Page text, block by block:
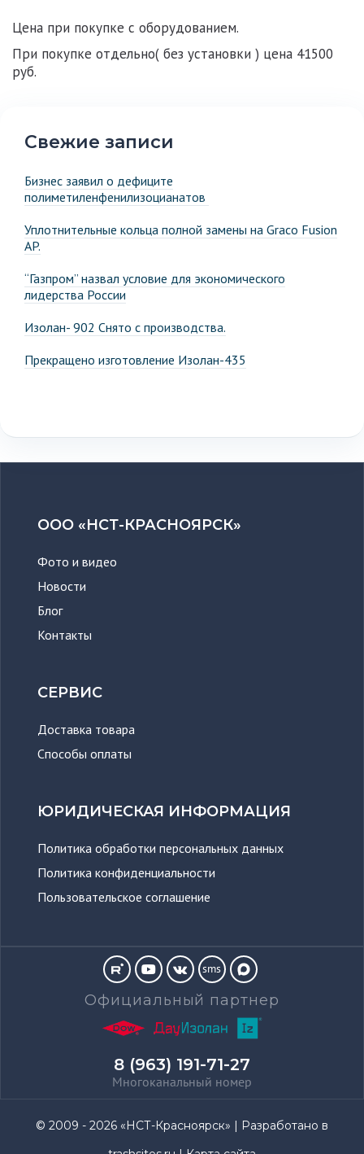
Цена при покупке с оборудованием.
При покупке отдельно( без установки ) цена 41500
руб.
Свежие записи
Бизнес заявил о дефиците
полиметиленфенилизоцианатов
Уплотнительные кольца полной замены на Graco Fusion
AP.
“Газпром” назвал условие для экономического
лидерства России
Изолан- 902 Снято с производства.
Прекращено изготовление Изолан-435
ООО «НСТ-КРАСНОЯРСК»
Фото и видео
Новости
Блог
Контакты
СЕРВИС
Доставка товара
Способы оплаты
ЮРИДИЧЕСКАЯ ИНФОРМАЦИЯ
Политика обработки персональных данных
Политика конфиденциальности
Пользовательское соглашение
sms
Официальный партнер
8 (963) 191-71-27
Многоканальный номер
© 2009 - 2026 «НСТ-Красноярск» | Разработано в